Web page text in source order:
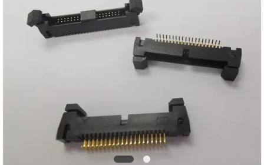
SITO
PRIVACY